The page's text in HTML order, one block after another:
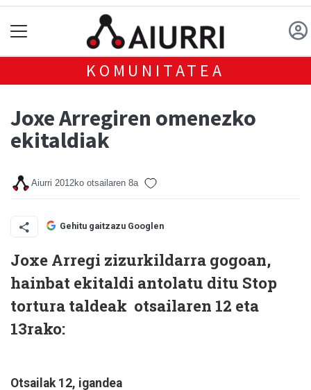
KOMUNITATEA
Joxe Arregiren omenezko
ekitaldiak
Aiurri 2012ko otsailaren 8a
Gehitu gaitzazu Googlen
Joxe Arregi zizurkildarra gogoan,
hainbat ekitaldi antolatu ditu Stop
tortura taldeak otsailaren 12 eta
13rako:
Otsailak 12, igandea